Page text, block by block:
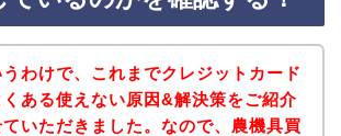
うわけで、これまでクレジットカード
ある使えない原因&解決策をご紹介
ていただきました。なので、農機具買